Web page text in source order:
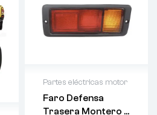
Partes eléctricas motor
Faro Defensa
Trasera Montero –